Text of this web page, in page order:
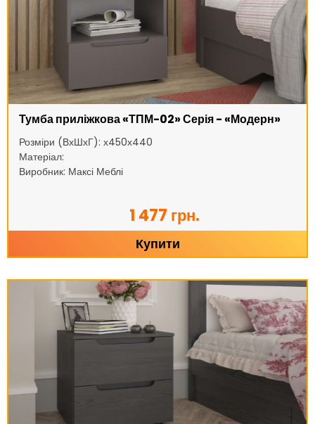
Тумба приліжкова «ТПМ-02» Серія - «Модерн»
Розміри (ВхШхГ): х450х440
Матеріал:
Виробник: Максі Меблі
1 477 грн.
Купити